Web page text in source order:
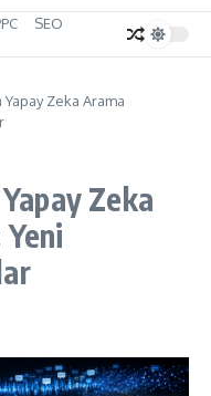
SEO
Zeka Arama
Zeka